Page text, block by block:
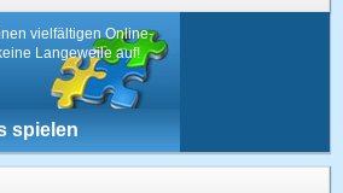
vielfältigen Online-
Langeweile auf!
spielen